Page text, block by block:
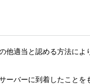
他適当と認める方法によ
ーバーに到着したことを